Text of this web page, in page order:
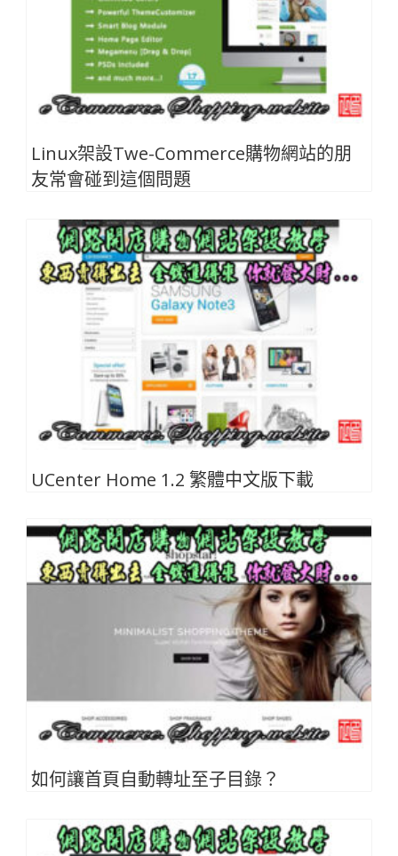
Linux架設Twe-Commerce購物網站的朋
友常會碰到這個問題
UCenter Home 1.2 繁體中文版下載
如何讓首頁自動轉址至子目錄？